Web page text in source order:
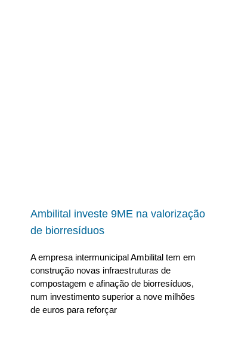
Ambilital investe 9ME na valorização
de biorresíduos
A empresa intermunicipal Ambilital tem em
construção novas infraestruturas de
compostagem e afinação de biorresíduos,
num investimento superior a nove milhões
de euros para reforçar